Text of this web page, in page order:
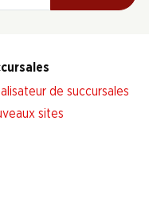
de succursales
sites